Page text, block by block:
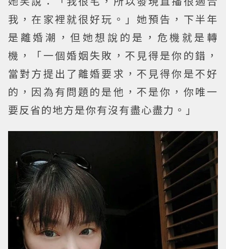
我，在家裡就很好玩。」她預告，下半年
是離婚潮，但她想說的是，危機就是轉
機，「一個婚姻失敗，不見得是你的錯，
當對方提出了離婚要求，不見得你是不好
的，因為有問題的是他，不是你，你唯一
要反省的地方是你有沒有盡心盡力。」